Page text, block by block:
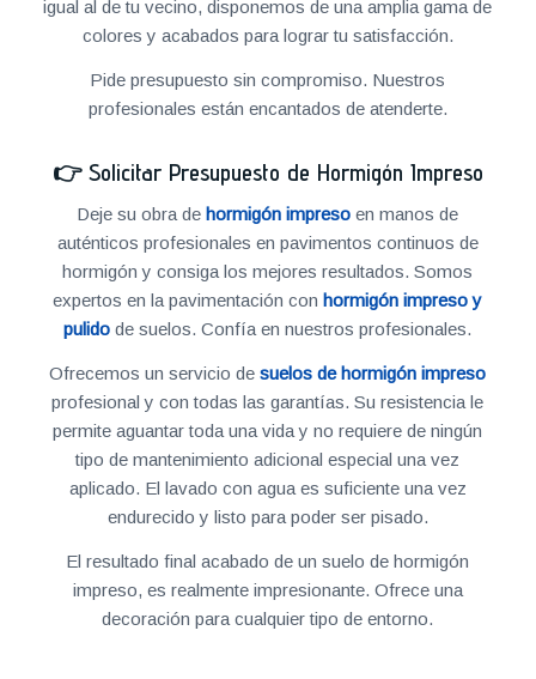
igual al de tu vecino, disponemos de una amplia gama de
colores y acabados para lograr tu satisfacción.
Pide presupuesto sin compromiso. Nuestros
profesionales están encantados de atenderte.
👉 Solicitar Presupuesto de Hormigón Impreso
Deje su obra dehormigón impreso en manos de
auténticos profesionales en pavimentos continuos de
hormigón y consiga los mejores resultados. Somos
expertos en la pavimentación conhormigón impreso y
pulido de suelos. Confía en nuestros profesionales.
Ofrecemos un servicio desuelos de hormigón impreso
profesional y con todas las garantías. Su resistencia le
permite aguantar toda una vida y no requiere de ningún
tipo de mantenimiento adicional especial una vez
aplicado. El lavado con agua es suficiente una vez
endurecido y listo para poder ser pisado.
El resultado final acabado de un suelo de hormigón
impreso, es realmente impresionante. Ofrece una
decoración para cualquier tipo de entorno.